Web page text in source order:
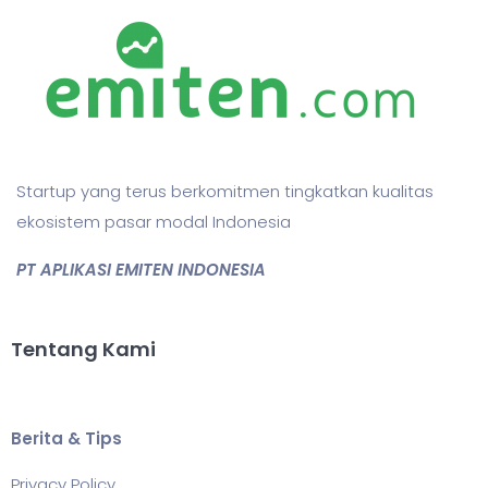
Startup yang terus berkomitmen tingkatkan kualitas
ekosistem pasar modal Indonesia
PT APLIKASI EMITEN INDONESIA
Tentang Kami
Berita & Tips